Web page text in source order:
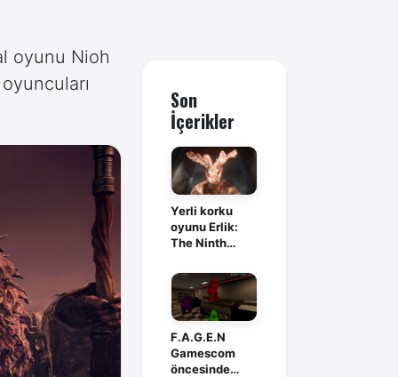
oyunu Nioh
Son
İçerikler
Yerli korku
oyunu Erlik:
The Ninth
Steam'de
F.A.G.E.N
Gamescom
öncesinde